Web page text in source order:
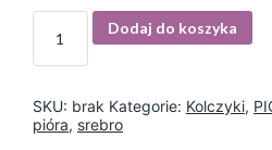
I
ś
Dodaj do koszyka
SKU: brak Kategorie: Kolczyki,
pióra, srebro